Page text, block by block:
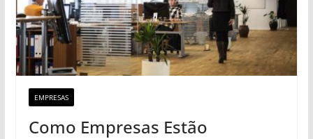
EMPRESAS
Como Empresas Estão